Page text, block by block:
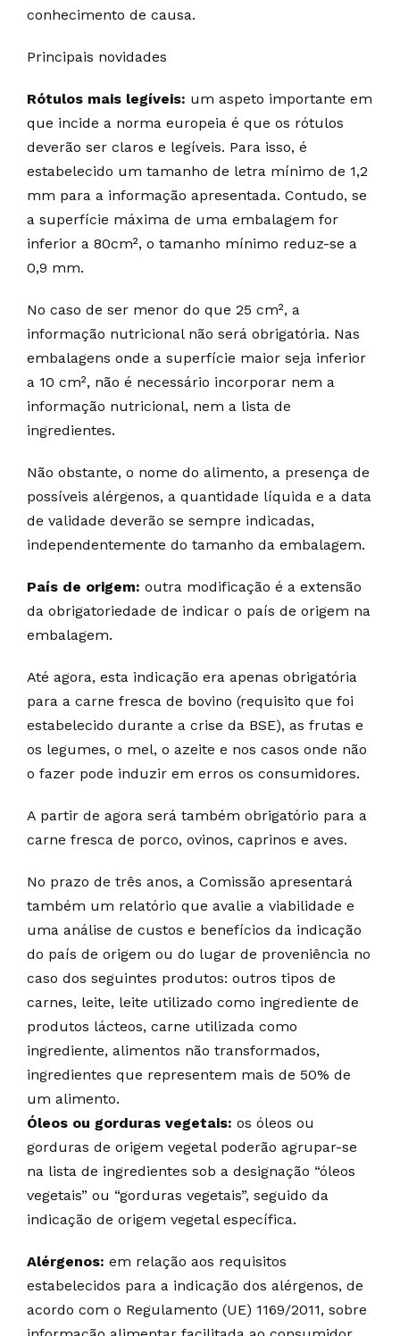
conhecimento de causa.
Principais novidades
Rótulos mais legíveis: um aspeto importante em
que incide a norma europeia é que os rótulos
deverão ser claros e legíveis. Para isso, é
estabelecido um tamanho de letra mínimo de 1,2
mm para a informação apresentada. Contudo, se
a superfície máxima de uma embalagem for
inferior a 80cm², o tamanho mínimo reduz-se a
0,9 mm.
No caso de ser menor do que 25 cm², a
informação nutricional não será obrigatória. Nas
embalagens onde a superfície maior seja inferior
a 10 cm², não é necessário incorporar nem a
informação nutricional, nem a lista de
ingredientes.
Não obstante, o nome do alimento, a presença de
possíveis alérgenos, a quantidade líquida e a data
de validade deverão se sempre indicadas,
independentemente do tamanho da embalagem.
País de origem: outra modificação é a extensão
da obrigatoriedade de indicar o país de origem na
embalagem.
Até agora, esta indicação era apenas obrigatória
para a carne fresca de bovino (requisito que foi
estabelecido durante a crise da BSE), as frutas e
os legumes, o mel, o azeite e nos casos onde não
o fazer pode induzir em erros os consumidores.
A partir de agora será também obrigatório para a
carne fresca de porco, ovinos, caprinos e aves.
No prazo de três anos, a Comissão apresentará
também um relatório que avalie a viabilidade e
uma análise de custos e benefícios da indicação
do país de origem ou do lugar de proveniência no
caso dos seguintes produtos: outros tipos de
carnes, leite, leite utilizado como ingrediente de
produtos lácteos, carne utilizada como
ingrediente, alimentos não transformados,
ingredientes que representem mais de 50% de
um alimento.
Óleos ou gorduras vegetais: os óleos ou
gorduras de origem vegetal poderão agrupar-se
na lista de ingredientes sob a designação “óleos
vegetais” ou “gorduras vegetais”, seguido da
indicação de origem vegetal específica.
Alérgenos: em relação aos requisitos
estabelecidos para a indicação dos alérgenos, de
acordo com o Regulamento (UE) 1169/2011, sobre